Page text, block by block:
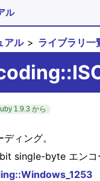
ル
アル ライブラリ一
1.9.3 から
ィング。
single-byte エンコ